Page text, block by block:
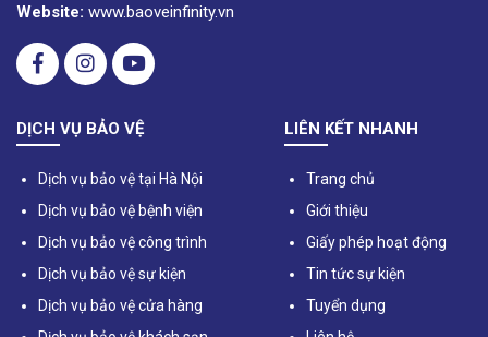
Website: www.baoveinfinity.vn
DỊCH VỤ BẢO VỆ
Dịch vụ bảo vệ tại Hà Nội
Dịch vụ bảo vệ bệnh viện
Dịch vụ bảo vệ công trình
Dịch vụ bảo vệ sự kiện
Dịch vụ bảo vệ cửa hàng
LIÊN KẾT NHANH
Trang chủ
Giới thiệu
Giấy phép hoạt động
Tin tức sự kiện
Tuyển dụng